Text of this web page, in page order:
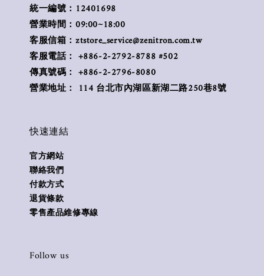
統一編號：12401698
營業時間：09:00~18:00
客服信箱：ztstore_service@zenitron.com.tw
客服電話： +886-2-2792-8788 #502
傳真號碼： +886-2-2796-8080
營業地址： 114 台北市內湖區新湖二路250巷8號
快速連結
官方網站
聯絡我們
付款方式
退貨條款
零售產品維修專線
Follow us